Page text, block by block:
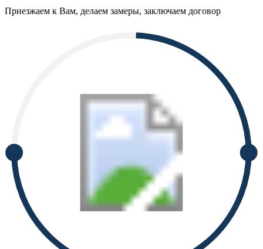
Приезжаем к Вам, делаем замеры, заключаем договор